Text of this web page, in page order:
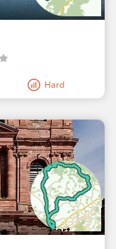
Hard